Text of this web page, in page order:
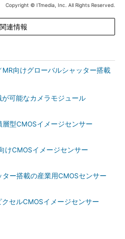
Copyright © ITmedia, Inc. All Rights Reserved.
関連情報
MR向けグローバルシャッター搭載
が可能なカメラモジュール
型CMOSイメージセンサー
けCMOSイメージセンサー
ー搭載の産業用CMOSセンサー
セルCMOSイメージセンサー